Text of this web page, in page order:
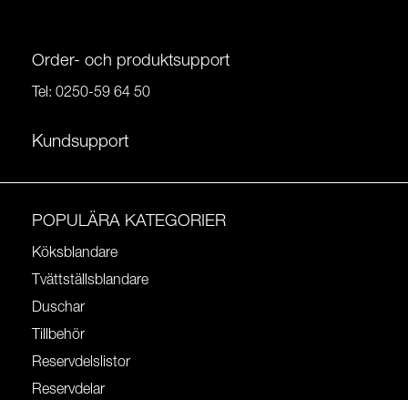
Order- och produktsupport
Tel: 0250-59 64 50
Kundsupport
POPULÄRA KATEGORIER
Köksblandare
Tvättställsblandare
Duschar
Tillbehör
Reservdelslistor
Reservdelar